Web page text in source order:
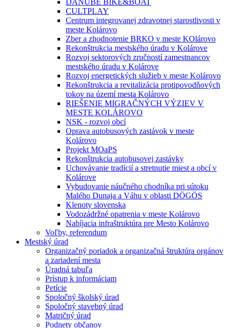
DANUBE BIKE&BOAT
CULTPLAY
Centrum integrovanej zdravotnej starostlivosti v
meste Kolárovo
Zber a zhodnotenie BRKO v meste KOlárovo
Rekonštrukcia mestského úradu v Kolárove
Rozvoj sektorových zručností zamestnancov
mestského úradu v Kolárove
Rozvoj energetických služieb v meste Kolárovo
Rekonštrukcia a revitalizácia protipovodňových
tokov na území mesta Kolárovo
RIEŠENIE MIGRAČNÝCH VÝZIEV V
MESTE KOLÁROVO
NSK - rozvoj obcí
Oprava autobusových zastávok v meste
Kolárovo
Projekt MOaPS
Rekonštrukcia autobusovej zastávky
Uchovávanie tradícií a stretnutie miest a obcí v
Kolárove
Vybudovanie náučného chodníka pri sútoku
Malého Dunaja a Váhu v oblasti DÖGÖS
Klenoty slovenska
Vodozádržné opatrenia v meste Kolárovo
Nabíjacia infraštruktúra pre Mesto Kolárovo
Voľby, referendum
Mestský úrad
Organizačný poriadok a organizačná štruktúra orgánov
a zariadení mesta
Úradná tabuľa
Prístup k informáciam
Petície
Spoločný školský úrad
Spoločný stavebný úrad
Matričný úrad
Podnety občanov